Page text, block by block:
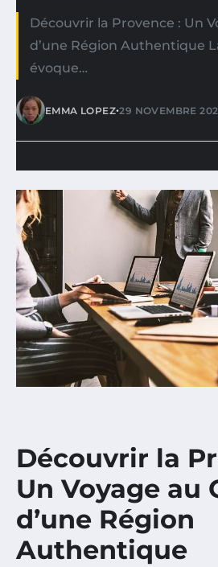
Découvrir la Provence : Un
d’une Région Authentique
évoque…
EMMA LOPEZ•29 NOVEMBRE
Découvrir la
Un Voyage au
d’une Région
Authentique